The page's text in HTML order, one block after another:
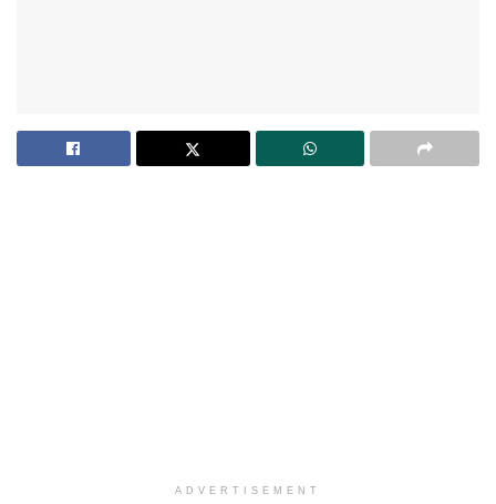
ADVERTISEMENT